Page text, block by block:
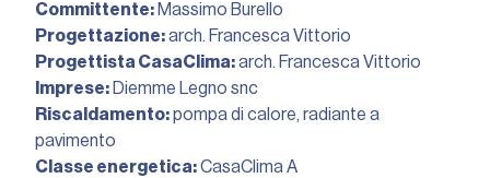
Committente: Massimo Burello
Progettazione:arch. Francesca Vittorio
Progettista CasaClima:arch. Francesca Vittorio
Imprese: Diemme Legno snc
Riscaldamento:pompa di calore, radiante a
pavimento
Classe energetica:CasaClima A